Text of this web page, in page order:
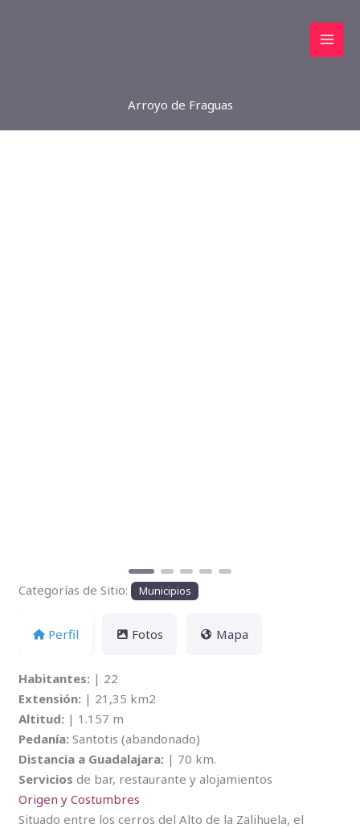
Arroyo de Fraguas
Categorías de Sitio: Municipios
Perfil Fotos Mapa
Habitantes: | 22
Extensión: | 21,35 km2
Altitud: | 1.157 m
Pedanía: Santotis (abandonado)
Distancia a Guadalajara: | 70 km.
Servicios de bar, restaurante y alojamientos
Origen y Costumbres
Situado entre los cerros del Alto de la Zalihuela, el